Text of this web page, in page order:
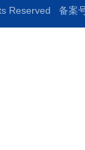
Reserved 备案